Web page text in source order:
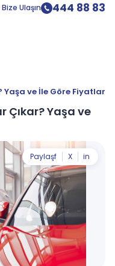
Bize Ulaşın 444 88 83
ve İle Göre Fiyatlar
Çıkar? Yaşa ve
Paylaşf X in